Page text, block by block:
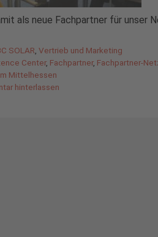
als neue Fachpartner für unser
SOLAR ,Vertrieb und Marketing
Center, Fachpartner, Fachpartner-
Mittelhessen
hinterlassen